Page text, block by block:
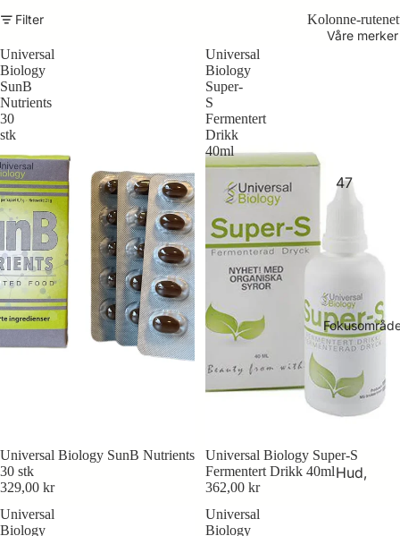
Våre merker
47
Essenti
Bioespa
LaviGor
ONC
ogy
All
Animal
Univers
Hud,
Filter
Kolonne-
Universal
Biology
SunB
Nutrients
30
stk
Universal Biology SunB Nutrients
30 stk
329,00 kr
Universal
Biology
Super-
S
Fermentert
Drikk
40ml
Universal Biology Super-S
Fermentert Drikk 40ml
362,00 kr
Universal
Biology
Universal
Biology